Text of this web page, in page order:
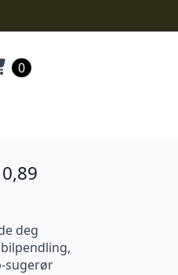
0
deg
sugerør